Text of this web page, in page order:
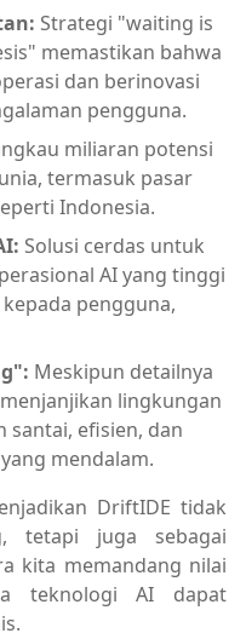
Strategi "waiting is
memastikan bahwa
dan berinovasi
pengguna.
miliaran potensi
termasuk pasar
Indonesia.
Solusi cerdas untuk
AI yang tinggi
pengguna,
Meskipun detailnya
lingkungan
santai, efisien, dan
mendalam.
DriftIDE tidak
tetapi juga sebagai
kita memandang nilai
teknologi AI dapat